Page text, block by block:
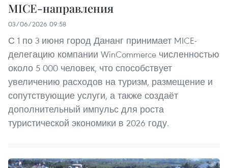
MICE-направления
03/06/2026 09:58
С 1 по 3 июня город Дананг принимает MICE-
делегацию компании WinCommerce численностью
около 5 000 человек, что способствует
увеличению расходов на туризм, размещение и
сопутствующие услуги, а также создаёт
дополнительный импульс для роста
туристической экономики в 2026 году.